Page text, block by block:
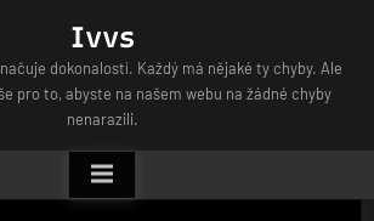
Ivvs
dokonalostí. Každý má nějaké ty chyby. Ale
pro to, abyste na našem webu na žádné chyby
nenarazili.